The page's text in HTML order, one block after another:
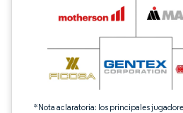
*Nota aclaratoria: los principales